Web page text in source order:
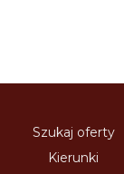
Szukaj oferty
Kierunki